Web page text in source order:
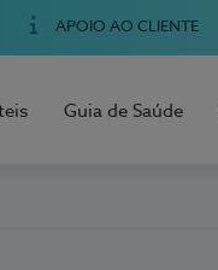
APOIO AO CLIENTE
Guia de Saúde